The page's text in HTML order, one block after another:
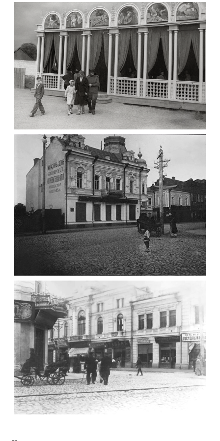
Фото Житомира період
до 1917 року
Leave a comment
ПАВІЛЬЙОН МОРОЗИВА ЖИТОМИР 1947
Фото Житомир (1945-
1960)
Leave a comment
ФОТО ЖИТОМИРА 1905 ВУЛ.
МИХАЙЛІВСЬКА-СКОРУЛЬСЬКОГО
Фото Житомира період
до 1917 року
Leave a comment
ЖИТОМИР МИХАЙЛІВСЬКА 1903 РОКУ